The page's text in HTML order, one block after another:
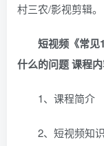
村三农/影视剪辑。
短视频《常见
什么的问题 课程内
1、课程简介
2、短视频知